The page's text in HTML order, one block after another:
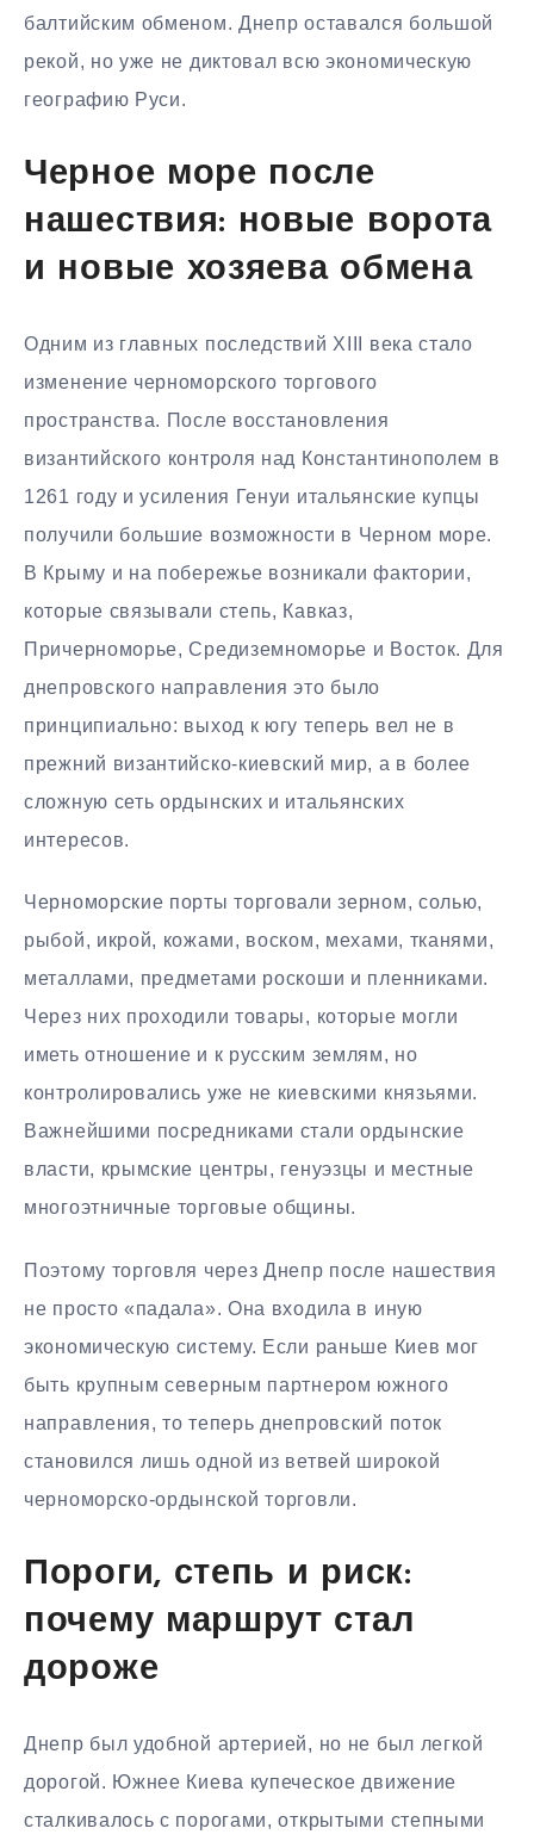
балтийским обменом. Днепр оставался большой
рекой, но уже не диктовал всю экономическую
географию Руси.
Черное море после
нашествия: новые ворота
и новые хозяева обмена
Одним из главных последствий XIII века стало
изменение черноморского торгового
пространства. После восстановления
византийского контроля над Константинополем в
1261 году и усиления Генуи итальянские купцы
получили большие возможности в Черном море.
В Крыму и на побережье возникали фактории,
которые связывали степь, Кавказ,
Причерноморье, Средиземноморье и Восток. Для
днепровского направления это было
принципиально: выход к югу теперь вел не в
прежний византийско-киевский мир, а в более
сложную сеть ордынских и итальянских
интересов.
Черноморские порты торговали зерном, солью,
рыбой, икрой, кожами, воском, мехами, тканями,
металлами, предметами роскоши и пленниками.
Через них проходили товары, которые могли
иметь отношение и к русским землям, но
контролировались уже не киевскими князьями.
Важнейшими посредниками стали ордынские
власти, крымские центры, генуэзцы и местные
многоэтничные торговые общины.
Поэтому торговля через Днепр после нашествия
не просто «падала». Она входила в иную
экономическую систему. Если раньше Киев мог
быть крупным северным партнером южного
направления, то теперь днепровский поток
становился лишь одной из ветвей широкой
черноморско-ордынской торговли.
Пороги, степь и риск:
почему маршрут стал
дороже
Днепр был удобной артерией, но не был легкой
дорогой. Южнее Киева купеческое движение
сталкивалось с порогами, открытыми степными